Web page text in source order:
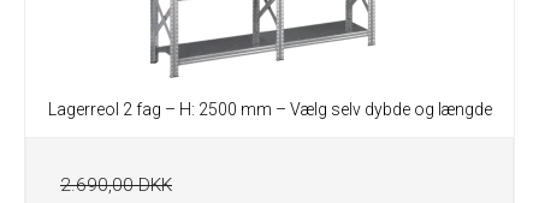
Lagerreol 2 fag – H: 2500 mm – Vælg selv dybde og længde
2.690,00 DKK